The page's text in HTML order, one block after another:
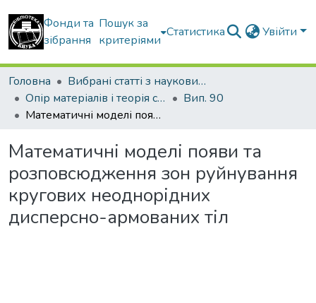
Фонди та
зібрання
Пошук за
критеріями
Статистика Увійти
Головна
Вибрані статті з наукових збірників КНУБА
Опір матеріалів і теорія споруд
Вип. 90
Математичні моделі появи та розповсюдження зон руйнування кругових неоднорідних дисперсно-армованих тіл
Математичні моделі появи та
розповсюдження зон руйнування
кругових неоднорідних
дисперсно-армованих тіл